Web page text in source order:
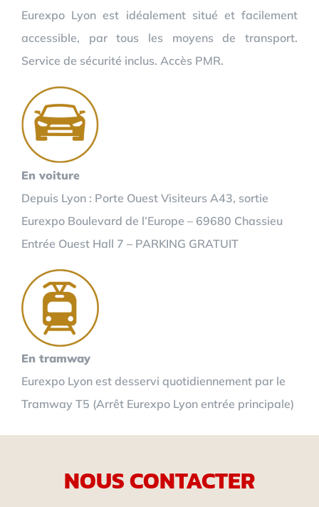
Eurexpo Lyon est idéalement situé et facilement
accessible, par tous les moyens de transport.
Service de sécurité inclus. Accès PMR.
En voiture
Depuis Lyon : Porte Ouest Visiteurs A43, sortie
Eurexpo Boulevard de l’Europe – 69680 Chassieu
Entrée Ouest Hall 7 – PARKING GRATUIT
En tramway
Eurexpo Lyon est desservi quotidiennement par le
Tramway T5 (Arrêt Eurexpo Lyon entrée principale)
NOUS CONTACTER